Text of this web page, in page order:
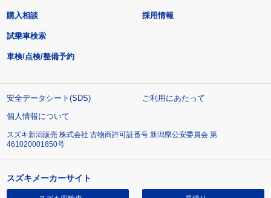
購入相談
試乗車検索
車検/点検/整備予約
採用情報
安全データシート(SDS)
ご利用にあたって
個人情報について
スズキ新潟販売 株式会社 古物商許可証番号 新潟県公安委員会 第
461020001850号
スズキメーカーサイト